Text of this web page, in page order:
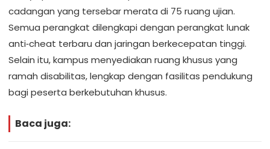
cadangan yang tersebar merata di 75 ruang ujian.
Semua perangkat dilengkapi dengan perangkat lunak
anti‑cheat terbaru dan jaringan berkecepatan tinggi.
Selain itu, kampus menyediakan ruang khusus yang
ramah disabilitas, lengkap dengan fasilitas pendukung
bagi peserta berkebutuhan khusus.
Baca juga: